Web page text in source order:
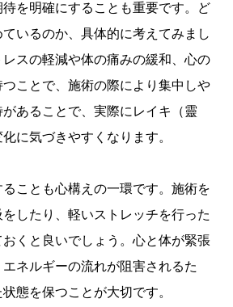
を明確にすることも重要です。ど
いるのか、具体的に考えてみまし
レスの軽減や体の痛みの緩和、心の
ことで、施術の際により集中しや
あることで、実際にレイキ（靈
に気づきやすくなります。
ことも心構えの一環です。施術を
したり、軽いストレッチを行った
くと良いでしょう。心と体が緊張
ネルギーの流れが阻害されるた
態を保つことが大切です。